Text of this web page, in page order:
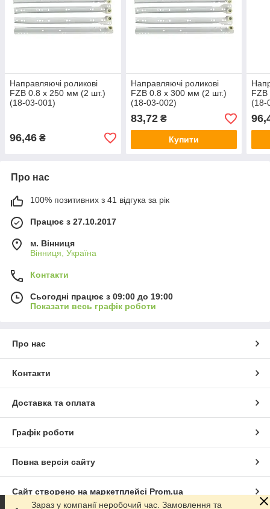
Направляючі роликові
FZB 0.8 x 250 мм (2 шт.)
(18-03-001)
96,46 ₴
Направляючі роликові
FZB 0.8 x 300 мм (2 шт.)
(18-03-002)
83,72₴
Купити
(18-
Про нас
100% позитивних з 41 відгука за рік
Працює з 27.10.2017
м. Вінниця
Вінниця, Україна
Контакти
Сьогодні працює з 09:00 до 19:00
Показати весь графік роботи
Про нас
Контакти
Доставка та оплата
Графік роботи
Повна версія сайту
Сайт створено на маркетплейсі Prom.ua
Зараз у компанії неробочий час. Замовлення та